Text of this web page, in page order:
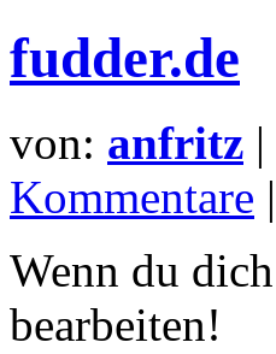
fudder.de
von: anfritz
Kommentare
Wenn du dich
bearbeiten!